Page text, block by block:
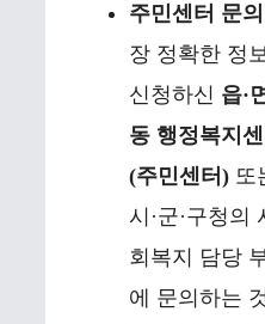
주민센터 문의
장 정확한 정
신청하신 읍·
동 행정복지센
(주민센터) 또
시·군·구청의
회복지 담당
에 문의하는